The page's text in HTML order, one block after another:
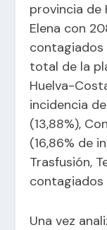
provincia de
Elena con
contagiados
total de la
Huelva-
incidencia
(13,88%),
(16,86% de
Trasfusión,
contagiados
Una vez